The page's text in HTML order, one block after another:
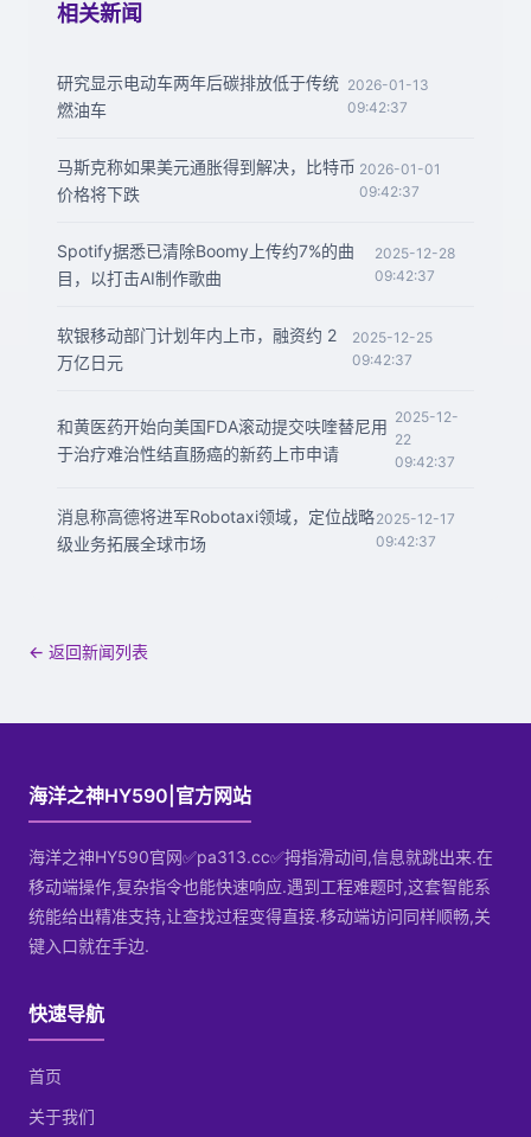
相关新闻
研究显示电动车两年后碳排放低于传统
燃油车
2026-01-13
09:42:37
马斯克称如果美元通胀得到解决，比特币
价格将下跌
2026-01-01
09:42:37
Spotify据悉已清除Boomy上传约7%的曲
目，以打击AI制作歌曲
2025-12-28
09:42:37
软银移动部门计划年内上市，融资约 2
万亿日元
2025-12-25
09:42:37
和黄医药开始向美国FDA滚动提交呋喹替尼用
于治疗难治性结直肠癌的新药上市申请
2025-12-
22
09:42:37
消息称高德将进军Robotaxi领域，定位战略
级业务拓展全球市场
2025-12-17
09:42:37
← 返回新闻列表
海洋之神HY590|官方网站
海洋之神HY590官网✅pa313.cc✅拇指滑动间,信息就跳出来.在
移动端操作,复杂指令也能快速响应.遇到工程难题时,这套智能系
统能给出精准支持,让查找过程变得直接.移动端访问同样顺畅,关
键入口就在手边.
快速导航
首页
关于我们